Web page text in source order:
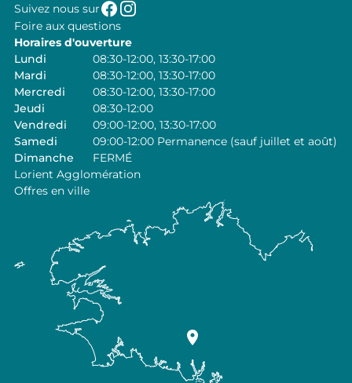
Suivez nous sur
Foire aux questions
Horaires d'ouverture
Lundi
08:30-12:00, 13:30-17:00
Mardi
08:30-12:00, 13:30-17:00
Mercredi
08:30-12:00, 13:30-17:00
Jeudi
08:30-12:00
Vendredi
09:00-12:00, 13:30-17:00
Samedi
09:00-12:00 Permanence (sauf juillet et août)
Dimanche
FERMÉ
Lorient Agglomération
Offres en ville